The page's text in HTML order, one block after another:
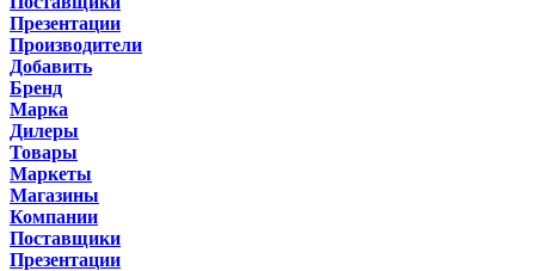
Презентации
Производители
Добавить
Бренд
Марка
Дилеры
Товары
Маркеты
Магазины
Компании
Поставщики
Презентации